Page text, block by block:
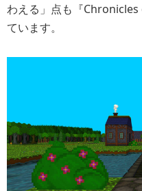
わえる」点も『
ています。